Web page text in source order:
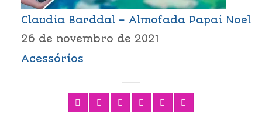
Claudia Barddal – Almofada Papai Noel
26 de novembro de 2021
Acessórios